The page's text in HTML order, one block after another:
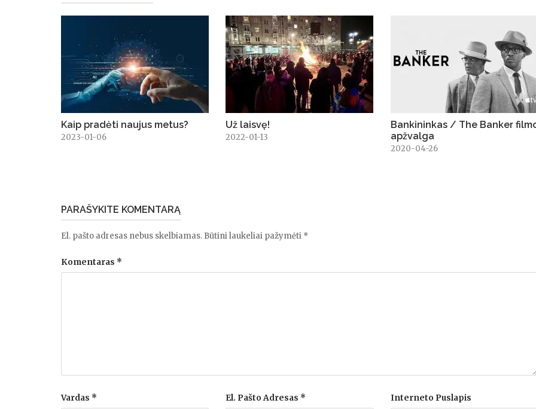
Kaip pradėti naujus metus?
2023-01-06
Už laisvę!
2022-01-13
Bankininkas / The Banker
apžvalga
2020-04-26
PARAŠYKITE KOMENTARĄ
El. pašto adresas nebus skelbiamas. Būtini laukeliai pažymėti *
Komentaras *
Vardas * El. Pašto Adresas * Interneto Puslapis